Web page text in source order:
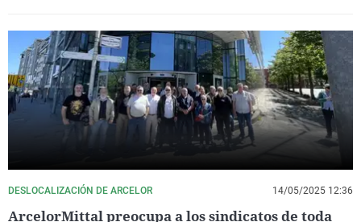
DESLOCALIZACIÓN DE ARCELOR 14/05/2025 12:36
ArcelorMittal preocupa a los sindicatos de toda